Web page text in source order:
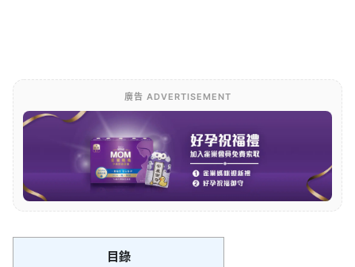
廣告 ADVERTISEMENT
目錄